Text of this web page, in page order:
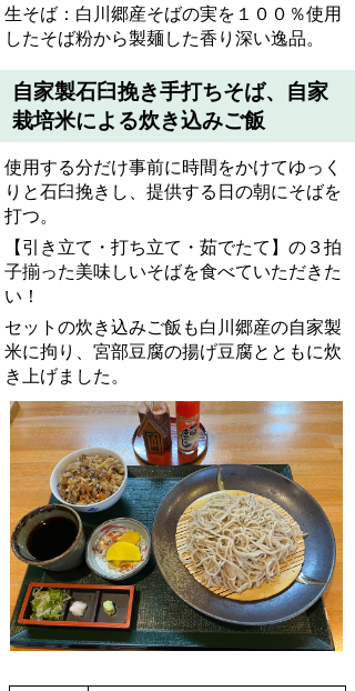
生そば：白川郷産そばの実を１００％使用
したそば粉から製麺した香り深い逸品。
自家製石臼挽き手打ちそば、自家
栽培米による炊き込みご飯
使用する分だけ事前に時間をかけてゆっく
りと石臼挽きし、提供する日の朝にそばを
打つ。
【引き立て・打ち立て・茹でたて】の３拍
子揃った美味しいそばを食べていただきた
い！
セットの炊き込みご飯も白川郷産の自家製
米に拘り、宮部豆腐の揚げ豆腐とともに炊
き上げました。